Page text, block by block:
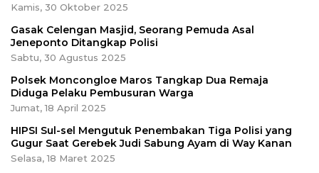
Kamis, 30 Oktober 2025
Gasak Celengan Masjid, Seorang Pemuda Asal
Jeneponto Ditangkap Polisi
Sabtu, 30 Agustus 2025
Polsek Moncongloe Maros Tangkap Dua Remaja
Diduga Pelaku Pembusuran Warga
Jumat, 18 April 2025
HIPSI Sul-sel Mengutuk Penembakan Tiga Polisi yang
Gugur Saat Gerebek Judi Sabung Ayam di Way Kanan
Selasa, 18 Maret 2025